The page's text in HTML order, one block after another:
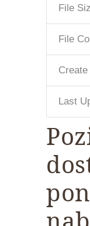
File
File
Last